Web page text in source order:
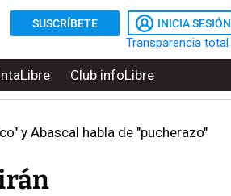
SUSCRÍBETE INICIA SESIÓN
Transparencia total
Club infoLibre
y Abascal habla de "pucherazo"